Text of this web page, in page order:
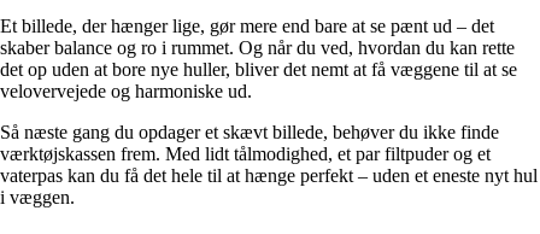
Et billede, der hænger lige, gør mere end bare at se pænt ud – det
skaber balance og ro i rummet. Og når du ved, hvordan du kan rette
det op uden at bore nye huller, bliver det nemt at få væggene til at se
velovervejede og harmoniske ud.
Så næste gang du opdager et skævt billede, behøver du ikke finde
værktøjskassen frem. Med lidt tålmodighed, et par filtpuder og et
vaterpas kan du få det hele til at hænge perfekt – uden et eneste nyt hul
i væggen.